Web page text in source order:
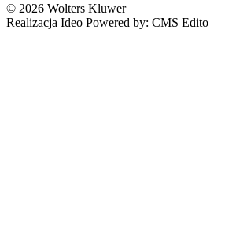
© 2026 Wolters Kluwer
Realizacja Ideo Powered by: CMS Edito